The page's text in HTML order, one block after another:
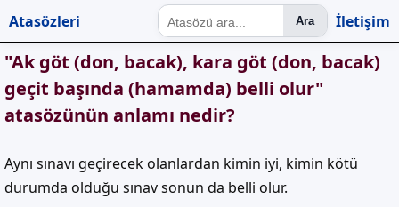
Atasözleri Ara İletişim
"Ak göt (don, bacak), kara göt (don, bacak)
geçit başında (hamamda) belli olur"
atasözünün anlamı nedir?
Aynı sınavı geçirecek olanlardan kimin iyi, kimin kötü
durumda olduğu sınav sonun da belli olur.